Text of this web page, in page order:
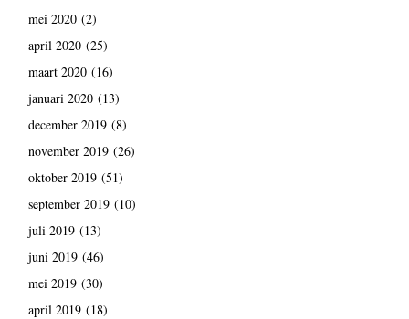
mei 2020(2)
april 2020(25)
maart 2020(16)
januari 2020(13)
december 2019(8)
november 2019(26)
oktober 2019(51)
september 2019(10)
juli 2019(13)
juni 2019(46)
mei 2019(30)
april 2019(18)